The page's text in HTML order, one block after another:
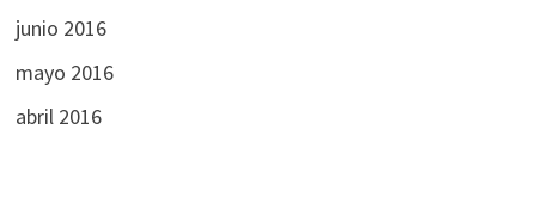
junio 2016
mayo 2016
abril 2016